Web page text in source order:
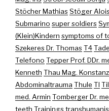
Stöcher MathiasStöger
Submarino super soldiers
(Klein)Kindern symptoms of
Szekeres Dr. ThomasT4
Telefono Tepper Prof. DDr.
Kenneth Thau Mag.
Abdominaltrauma Thule TI
med. Armin Tomberger Dr.
teeth Trainings